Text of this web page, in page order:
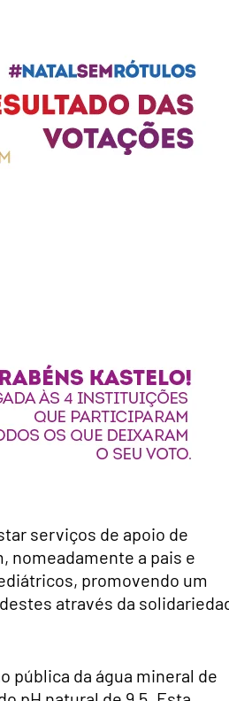
serviços de apoio de
nomeadamente a pais e
promovendo um
através da
pública da água mineral de